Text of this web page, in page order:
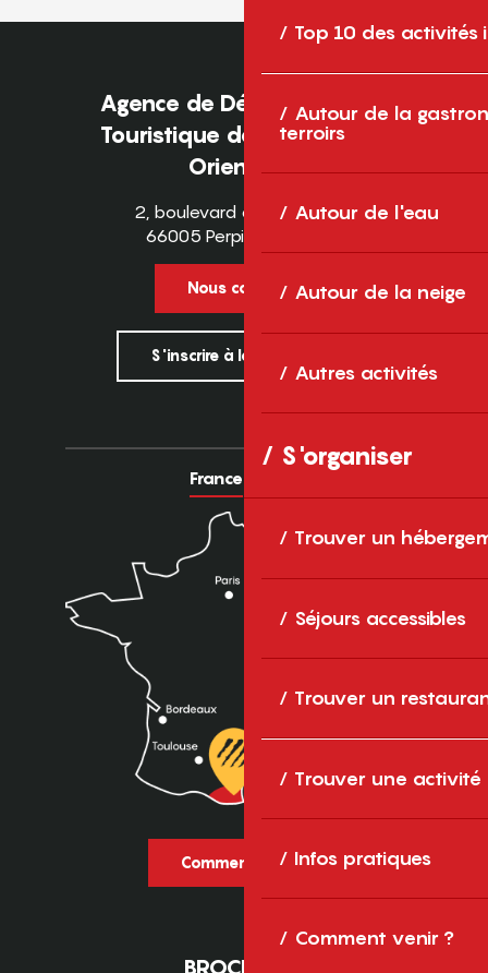
Top 10 des activités
Autour de la
terroirs
Autour de l'eau
Autour de la neige
Autres activités
S'organiser
Trouver un
Séjours accessibles
Trouver un
Trouver une activité
Infos pratiques
Comment venir ?
Agence de Développement
Touristique des Pyrénées-
Orientales
2, boulevard des Pyrénées
66005 Perpignan Cedex
Nous contacter
S'inscrire à la newsletter
France
Comment venir ?